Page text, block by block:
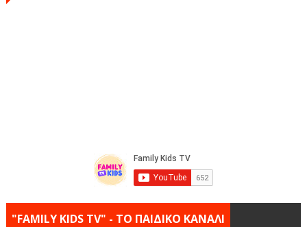
"FAMILY KIDS TV" - ΤΟ ΠΑΙΔΙΚΟ ΚΑΝΑΛΙ